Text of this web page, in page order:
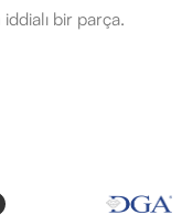
bir parça.